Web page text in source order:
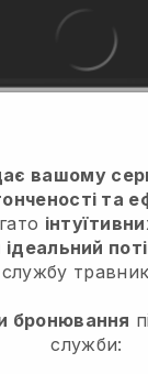
вашому
та
службу
бронювання
служби: